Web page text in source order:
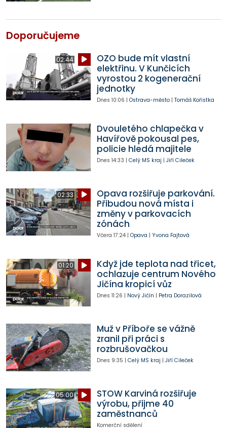
Doporučujeme
02:44
OZO bude mít vlastní
elektřinu. V Kunčicích
vyrostou 2 kogenerační
jednotky
Dnes 10:06 | Ostrava-město| Tomáš Kořistka
Dvouletého chlapečka v
Havířově pokousal pes,
policie hledá majitele
Dnes 14:33 | Celý MS kraj | Jiří Cileček
02:33
Opava rozšiřuje parkování.
Přibudou nová místa i
změny v parkovacích
zónách
Včera 17:24| Opava | Yvona Fajtová
01:20
Když jde teplota nad třicet,
ochlazuje centrum Nového
Jičína kropicí vůz
Dnes 11:26 | Nový Jičín | Petra Dorazilová
Muž v Příboře se vážně
zranil při práci s
rozbrušovačkou
Dnes 9:35 | Celý MS kraj | Jiří Cileček
05:00
STOW Karviná rozšiřuje
výrobu, přijme 40
zaměstnanců
Komerční sdělení